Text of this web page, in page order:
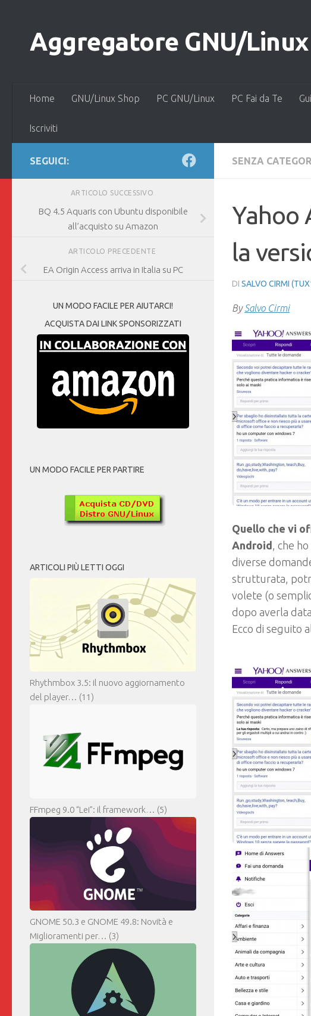
Aggregatore GNU/
Home GNU/Linux Shop PC GNU/Linux PC Fai da Te
Iscriviti
SENZA
Yahoo
la
DI SALVO CIRMI
BySalvo Cirmi
Quello che vi
Android , che
diverse
strutturata,
volete (o
dopo averla
Ecco di seguito
SEGUICI:
ARTICOLO SUCCESSIVO
BQ 4.5 Aquaris con Ubuntu disponibile
all’acquisto su Amazon
ARTICOLO PRECEDENTE
EA Origin Access arriva in Italia su PC
UN MODO FACILE PER AIUTARCI!
ACQUISTA DAI LINK SPONSORIZZATI
UN MODO FACILE PER PARTIRE
ARTICOLI PIÙ LETTI OGGI
Rhythmbox 3.5: il nuovo aggiornamento
del player… (11)
FFmpeg 9.0 “Lei”: il framework… (5)
GNOME 50.3 e GNOME 49.8: Novità e
Miglioramenti per… (3)